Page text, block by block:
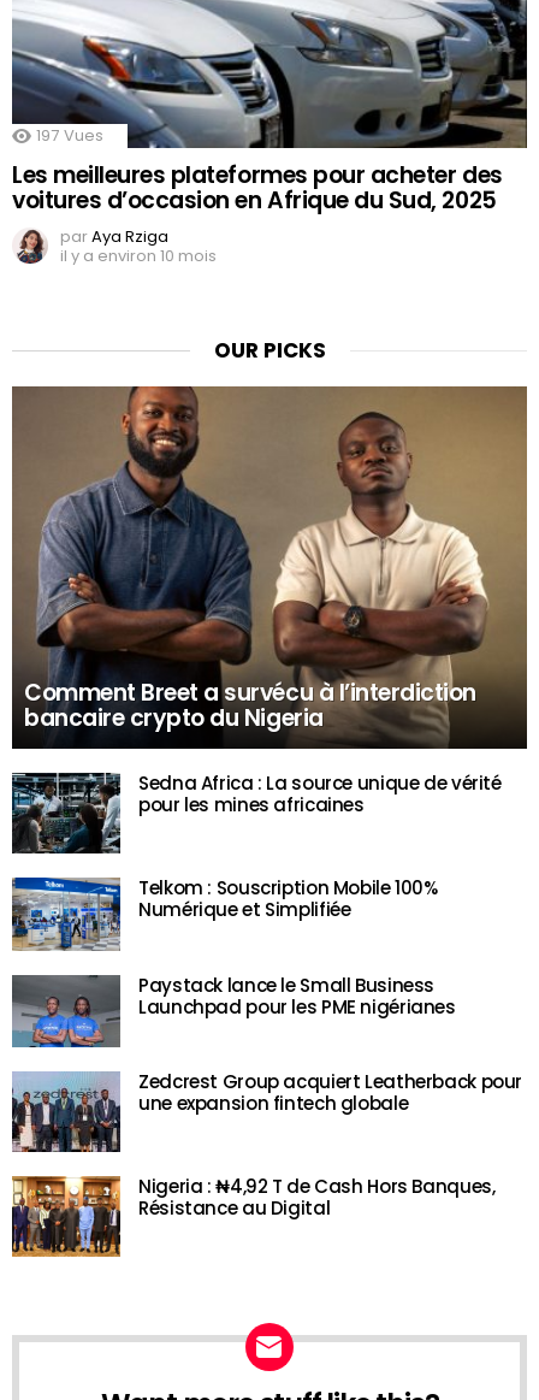
197 Vues
Les meilleures plateformes pour acheter des
voitures d’occasion en Afrique du Sud, 2025
parAya Rziga
il y a environ 10 mois
OUR PICKS
Comment Breet a survécu à l’interdiction
bancaire crypto du Nigeria
Sedna Africa : La source unique de vérité
pour les mines africaines
Telkom : Souscription Mobile 100%
Numérique et Simplifiée
Paystack lance le Small Business
Launchpad pour les PME nigérianes
Zedcrest Group acquiert Leatherback pour
une expansion fintech globale
Nigeria : ₦4,92 T de Cash Hors Banques,
Résistance au Digital